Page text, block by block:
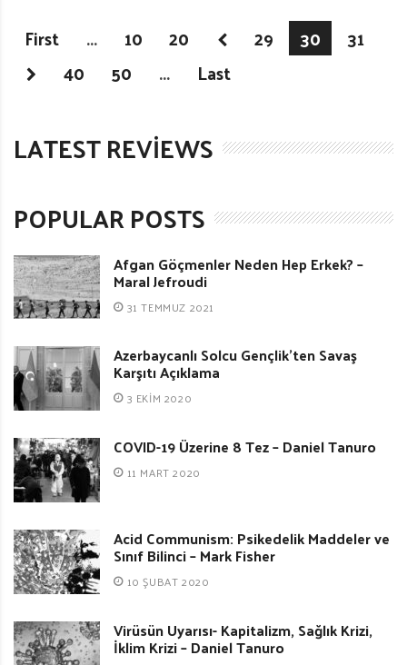
First ... 10 20 29 30
31
40
50 ... Last
LATEST REVIEWS
POPULAR POSTS
Afgan Göçmenler Neden Hep Erkek? –
Maral Jefroudi
31 TEMMUZ 2021
Azerbaycanlı Solcu Gençlik’ten Savaş
Karşıtı Açıklama
3 EKIM 2020
COVID-19 Üzerine 8 Tez – Daniel Tanuro
11 MART 2020
Acid Communism: Psikedelik Maddeler ve
Sınıf Bilinci – Mark Fisher
10 ŞUBAT 2020
Virüsün Uyarısı- Kapitalizm, Sağlık Krizi,
İklim Krizi – Daniel Tanuro